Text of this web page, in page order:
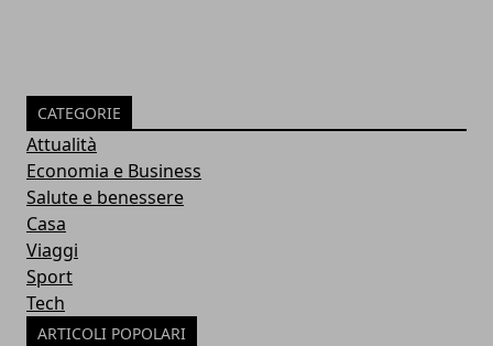
CATEGORIE
Attualità
Economia e Business
Salute e benessere
Casa
Viaggi
Sport
Tech
ARTICOLI POPOLARI